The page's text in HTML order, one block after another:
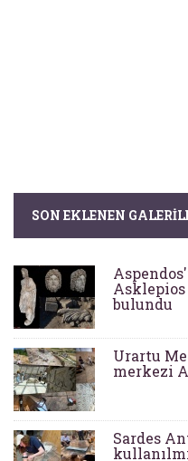
SON EKLENEN
bulundu
Urartu
merkezi
Sardes